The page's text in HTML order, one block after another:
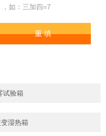
如：三加四=7
试验箱
湿热箱